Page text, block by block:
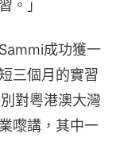
。」
成功獲一
三個月的實習
對粵港澳大灣
嚟講，其中一